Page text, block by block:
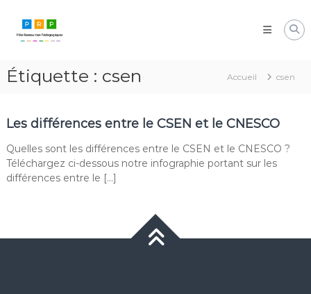
contenu
Pôle
Ressources
les
compétences
vos
Étiquette : csen Accueil csen
Les différences entre le CSEN et le CNESCO
Quelles sont les différences entre le CSEN et le CNESCO ?
Téléchargez ci-dessous notre infographie portant sur les
différences entre le […]